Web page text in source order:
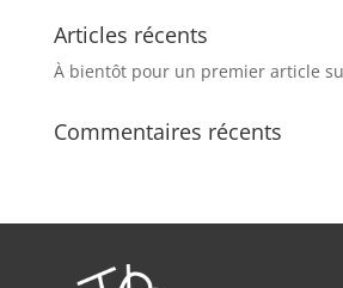
Articles récents
À bientôt pour un premier article
Commentaires récents